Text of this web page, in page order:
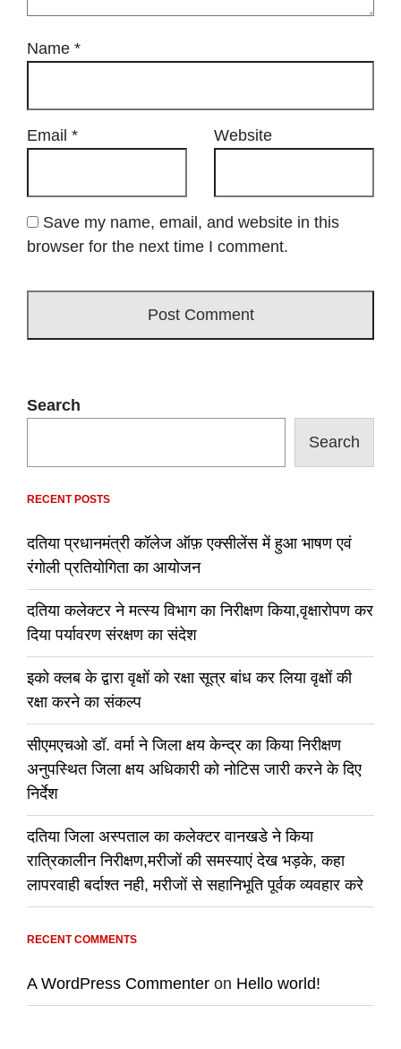
Name *
Email * Website
Save my name, email, and website in this
browser for the next time I comment.
Search
Search
RECENT POSTS
दतिया प्रधानमंत्री कॉलेज ऑफ़ एक्सीलेंस में हुआ भाषण एवं
रंगोली प्रतियोगिता का आयोजन
दतिया कलेक्टर ने मत्स्य विभाग का निरीक्षण किया,वृक्षारोपण कर
दिया पर्यावरण संरक्षण का संदेश
इको क्लब के द्वारा वृक्षों को रक्षा सूत्र बांध कर लिया वृक्षों की
रक्षा करने का संकल्प
सीएमएचओ डॉ. वर्मा ने जिला क्षय केन्द्र का किया निरीक्षण
अनुपस्थित जिला क्षय अधिकारी को नोटिस जारी करने के दिए
निर्देश
दतिया जिला अस्पताल का कलेक्टर वानखडे ने किया
रात्रिकालीन निरीक्षण,मरीजों की समस्याएं देख भड़के, कहा
लापरवाही बर्दाश्त नही, मरीजों से सहानिभूति पूर्वक व्यवहार करे
RECENT COMMENTS
A WordPress Commenter on Hello world!